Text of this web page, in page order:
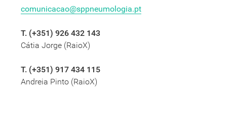
comunicacao@sppneumologia.pt
T. (+351) 926 432 143
Cátia Jorge (RaioX)
T. (+351) 917 434 115
Andreia Pinto (RaioX)